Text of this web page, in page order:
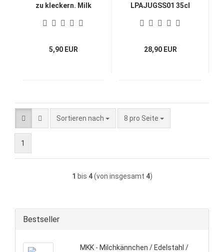
zu kleckern. Milk
Edelstahl /
5,90 EUR
LPAJUGSS01 35cl
Milchkännchen
28,90 EUR
Sortieren nach
Sortieren nach 8 pro Seite
pro Seite
1
1 bis 4(von insgesamt 4)
Bestseller
MKK - Milchkännchen / Edelstahl /